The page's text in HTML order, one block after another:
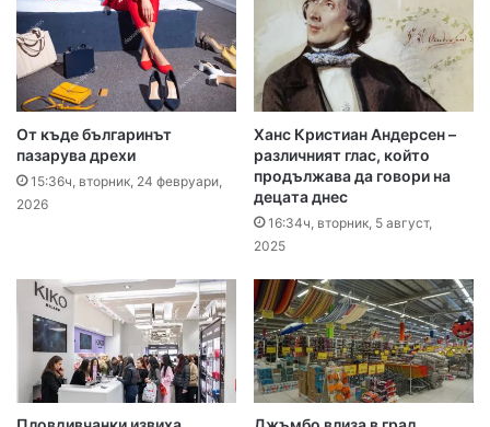
От къде българинът
пазарува дрехи
15:36ч, вторник, 24 февруари,
2026
Ханс Кристиан Андерсен –
различният глас, който
продължава да говори на
децата днес
16:34ч, вторник, 5 август,
2025